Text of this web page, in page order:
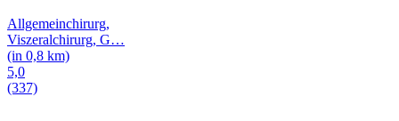
Allgemeinchirurg,
Viszeralchirurg, G…
(in 0,8 km)
5,0
(337)